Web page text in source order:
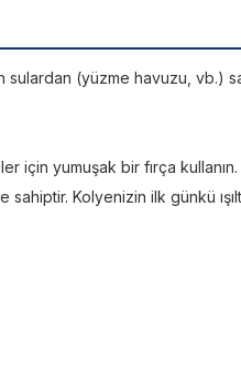
(yüzme havuzu, vb.)
için yumuşak bir fırça kullanın.
Kolyenizin ilk günkü